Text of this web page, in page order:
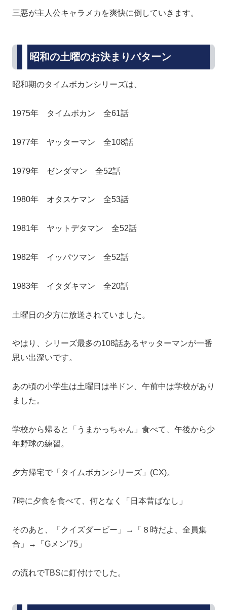
三悪が主人公キャラメカを爽快に倒していきます。
昭和の土曜のお決まりパターン
昭和期のタイムボカンシリーズは、
1975年 タイムボカン 全61話
1977年 ヤッターマン 全108話
1979年 ゼンダマン 全52話
1980年 オタスケマン 全53話
1981年 ヤットデタマン 全52話
1982年 イッパツマン 全52話
1983年 イタダキマン 全20話
土曜日の夕方に放送されていました。
やはり、シリーズ最多の108話あるヤッターマンが一番
思い出深いです。
あの頃の小学生は土曜日は半ドン、午前中は学校があり
ました。
学校から帰ると「うまかっちゃん」食べて、午後から少
年野球の練習。
夕方帰宅で「タイムボカンシリーズ」(CX)。
7時に夕食を食べて、何となく「日本昔ばなし」
そのあと、「クイズダービー」→「８時だよ、全員集
合」→「Gメン’75」
の流れでTBSに釘付けでした。